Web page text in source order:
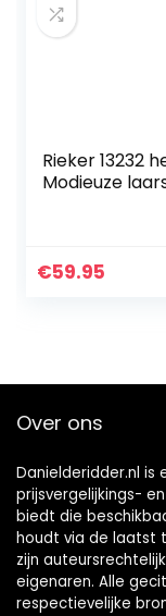
Rieker 13232
Modieuze
€59.95
Over ons
Danielderidder.nl is
prijsvergelijkings-
biedt die
houdt via de laatst
zijn
eigenaren. Alle
respectievelijke